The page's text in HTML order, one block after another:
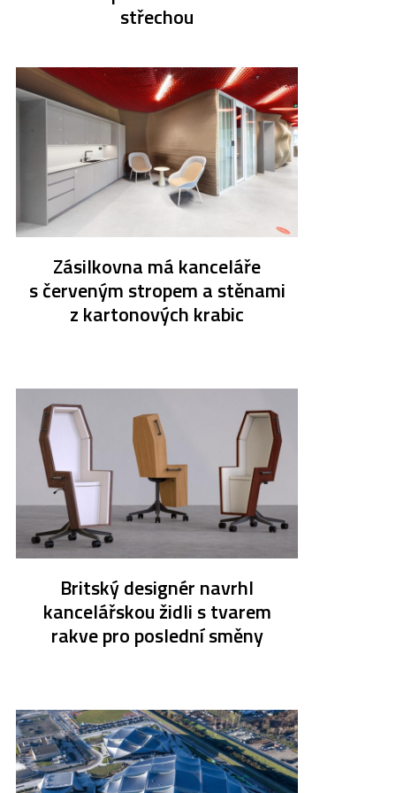
střechou
Zásilkovna má kanceláře
s červeným stropem a stěnami
z kartonových krabic
Britský designér navrhl
kancelářskou židli s tvarem
rakve pro poslední směny